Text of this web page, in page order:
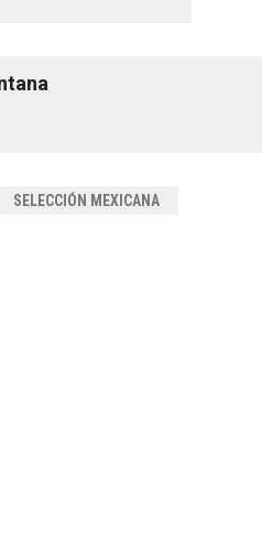
SELECCIÓN MEXICANA